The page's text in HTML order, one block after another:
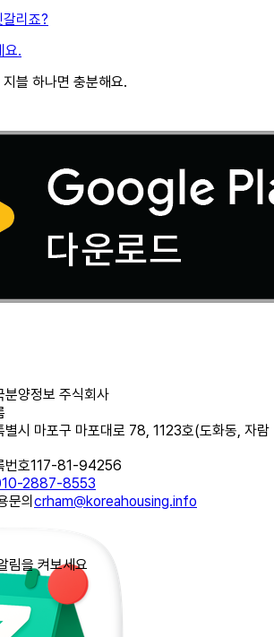
갈리죠?
요.
블 하나면 충분해요.
분양정보 주식회사
별시 마포구 마포대로 78, 1123호(도화동, 자람
번호117-81-94256
2887-8553
문의 crham@koreahousing.info
림을 켜보세요